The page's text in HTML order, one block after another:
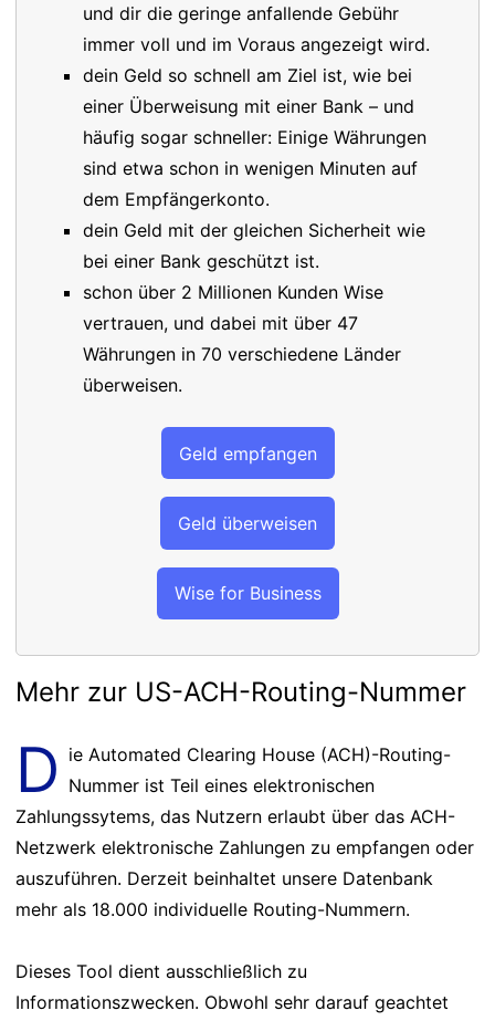
und dir die geringe anfallende Gebühr
immer voll und im Voraus angezeigt wird.
dein Geld so schnell am Ziel ist, wie bei
einer Überweisung mit einer Bank – und
häufig sogar schneller: Einige Währungen
sind etwa schon in wenigen Minuten auf
dem Empfängerkonto.
dein Geld mit der gleichen Sicherheit wie
bei einer Bank geschützt ist.
schon über 2 Millionen Kunden Wise
vertrauen, und dabei mit über 47
Währungen in 70 verschiedene Länder
überweisen.
Geld empfangen
Geld überweisen
Wise for Business
Mehr zur US-ACH-Routing-Nummer
D ie Automated Clearing House (ACH)-Routing-
Nummer ist Teil eines elektronischen
Zahlungssytems, das Nutzern erlaubt über das ACH-
Netzwerk elektronische Zahlungen zu empfangen oder
auszuführen. Derzeit beinhaltet unsere Datenbank
mehr als 18.000 individuelle Routing-Nummern.
Dieses Tool dient ausschließlich zu
Informationszwecken. Obwohl sehr darauf geachtet